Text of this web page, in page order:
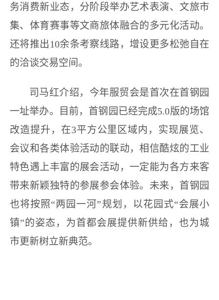
务消费新业态，分阶段举办艺术表演、文旅市
集、体育赛事等文商旅体融合的多元化活动。
还将推出10余条考察线路，增设更多松弛自在
的洽谈交易空间。
司马红介绍，今年服贸会是首次在首钢园
一址举办。目前，首钢园已经完成5.0版的场馆
改造提升，在3平方公里区域内，实现展览、
会议和各类体验活动的联动，相信酷炫的工业
特色遇上丰富的展会活动，一定能为各方来客
带来新颖独特的参展参会体验。未来，首钢园
也将按照“两园一河”规划，以花园式“会展小
镇”的姿态，为首都会展提供新供给，也为城
市更新树立新典范。